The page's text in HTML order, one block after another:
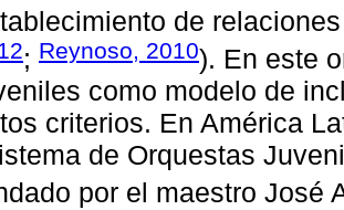
de
; Reynoso, 2010). En este
como modelo de
criterios. En América
de Orquestas
por el maestro José